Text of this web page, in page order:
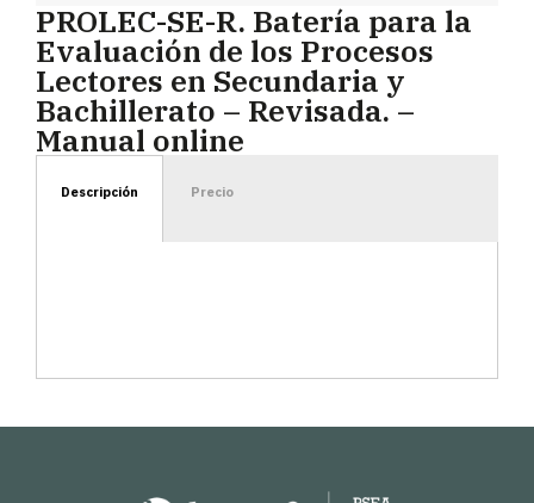
PROLEC-SE-R. Batería para la
Evaluación de los Procesos
Lectores en Secundaria y
Bachillerato – Revisada. –
Manual online
Descripción Precio